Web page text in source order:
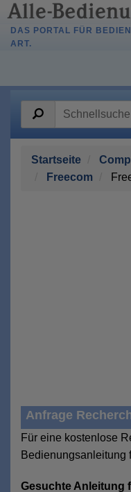
DAS PORTAL FÜR
ART.
Startseite
Freecom
Anfrage
Für eine kostenlose
Bedienungsanleitung
Gesuchte Anleitung